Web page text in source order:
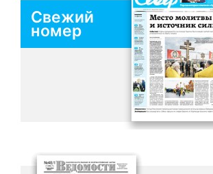
Свежий
номер